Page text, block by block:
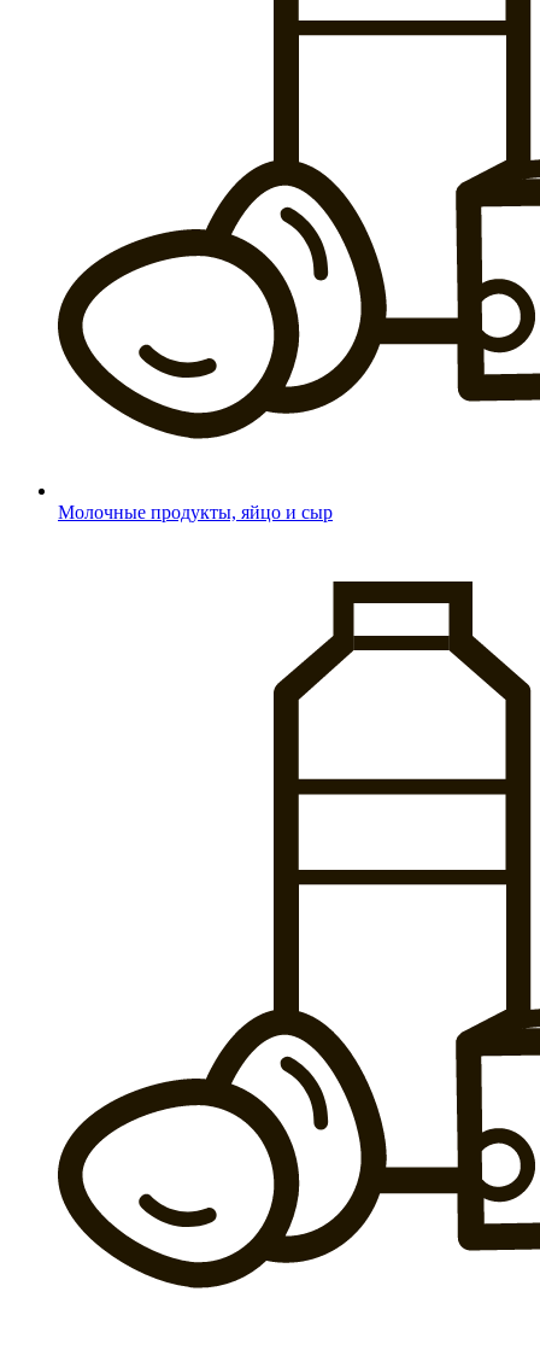
Молочные продукты, яйцо и сыр